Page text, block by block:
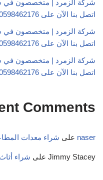
شركة الزمرد | متخصصون في
اتصل بنا الآن على 0598462176
شركة الزمرد | متخصصون في
اتصل بنا الآن على 0598462176
شركة الزمرد | متخصصون في
اتصل بنا الآن على 0598462176
Comments
naser على شراء معدات
Jimmy Stacey على شراء